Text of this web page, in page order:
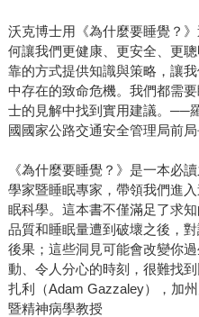
沃克博士用《為什麼要睡覺？
何讓我們更健康、更安全、更
靠的方式提供知識與策略，讓
中存在的致命危機。我們都需
士的見解中找到實用建議。──
國國家公路交通安全管理局前
《為什麼要睡覺？》是一本必
學家暨睡眠專家，帶領我們進
眠科學。這本書不僅滿足了求
品質和睡眠量遭到破壞之後，
後果；這些洞見可能會改變你
動、令人分心的時刻，很難找
扎利（Adam Gazzaley），加
暨精神病學教授